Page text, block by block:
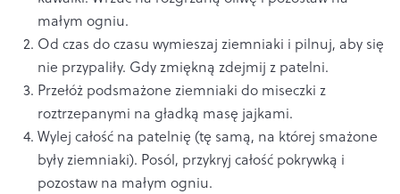
małym ogniu.
Od czas do czasu wymieszaj ziemniaki i pilnuj, aby się
nie przypaliły. Gdy zmiękną zdejmij z patelni.
Przełóż podsmażone ziemniaki do miseczki z
roztrzepanymi na gładką masę jajkami.
Wylej całość na patelnię (tę samą, na której smażone
były ziemniaki). Posól, przykryj całość pokrywką i
pozostaw na małym ogniu.